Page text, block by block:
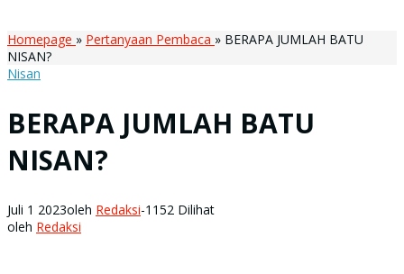
Homepage » Pertanyaan Pembaca » BERAPA JUMLAH BATU
NISAN?
Nisan
BERAPA JUMLAH BATU
NISAN?
Juli 1 2023oleh Redaksi-1152 Dilihat
oleh Redaksi